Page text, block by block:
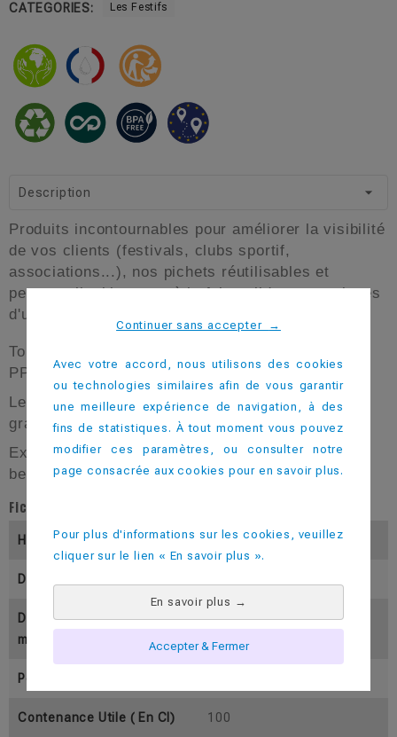
CATEGORIES: Les Festifs
Description
Produits incontournables pour améliorer la visibilité
de vos clients (festivals, clubs sportif,
associations...), nos pichets réutilisables et
personnalisables sont à la fois solides et pratiques
d'utilisation.
Tous les pichets sont fabriqués en PolyPropylène
PP5 et sont empilables pour faciliter le stockage.
Les pichets disposent d'un bec verseur et d'une
graduation pour une utilisation plus aisée.
Existent en 3 formats pour s'adapter à tous les
besoins : 1L, 1,5L ou 2L.
Fiche technique
Hauteur (En Mm) 137.5
Diamètre Inférieur (En Mm)
Diamètre Supérieur (En M
M)
131
Poids (En Gramme)
Contenance Utile ( En Cl) 100
Continuer sans accepter →
Avec votre accord, nous utilisons des cookies
ou technologies similaires afin de vous garantir
une meilleure expérience de navigation, à des
fins de statistiques. À tout moment vous pouvez
modifier ces paramètres, ou consulter notre
page consacrée aux cookies pour en savoir plus.
Pour plus d'informations sur les cookies, veuillez
cliquer sur le lien « En savoir plus ».
En savoir plus →
Accepter & Fermer